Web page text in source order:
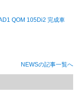
QOM 105Di2 完成車
NEWSの記事一覧へ